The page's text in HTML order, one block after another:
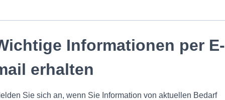
Informationen per E-
erhalten
Sie sich an, wenn Sie Information von aktuellen Bedarf